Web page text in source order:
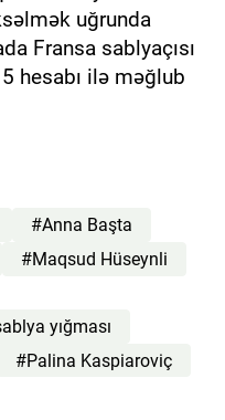
uğrunda
Fransa sablyaçısı
hesabı ilə məğlub
#Anna Başta
#Maqsud Hüseynli
yığması
#Palina Kaspiaroviç